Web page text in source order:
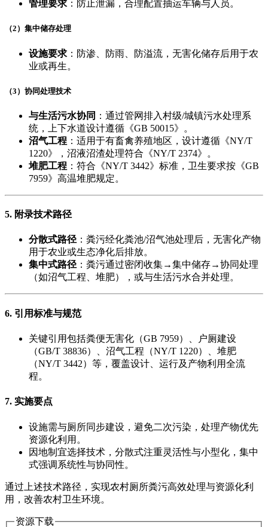
管理要求 ​：防止泄漏，合理配置抽运车辆与人员。
​（2）集中储存处理
设施要求 ​：防渗、防雨、防溢流，无害化储存后用于农
业或再生。
​（3）协同处理技术
与生活污水协同 ​：通过管网排入村级/城镇污水处理系
统，上下水道设计遵循《GB 50015》。
沼气工程 ​：适用于有畜禽养殖地区，设计遵循《NY/T
1220》，沼液沼渣处理符合《NY/T 2374》。
堆肥工程 ​：符合《NY/T 3442》标准，卫生要求按《GB
7959》高温堆肥规定。
5. ​ 附录技术路径
分散式路径​：粪污经化粪池/沼气池处理后，无害化产物
用于农业或生态净化后排放。
集中式路径​：粪污通过密闭收集→集中储存→协同处理
（如沼气工程、堆肥），或与生活污水合并处理。
6. ​ 引用标准与规范
关键引用包括粪便无害化（GB 7959）、户厕建设
（GB/T 38836）、沼气工程（NY/T 1220）、堆肥
（NY/T 3442）等，覆盖设计、运行及产物利用全流
程。
7. ​ 实施要点
设施需与厕所同步建设，避免二次污染，处理产物优先
资源化利用。
因地制宜选择技术，分散式注重灵活性与小型化，集中
式强调系统性与协同性。
通过上述技术路径，实现农村厕所粪污高效处理与资源化利
用，改善农村卫生环境。
资源下载